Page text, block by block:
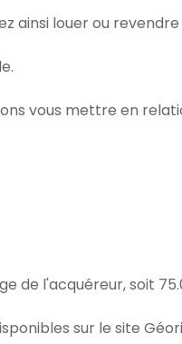
ainsi louer ou
vous mettre en
de l'acquéreur, soit
sur le site